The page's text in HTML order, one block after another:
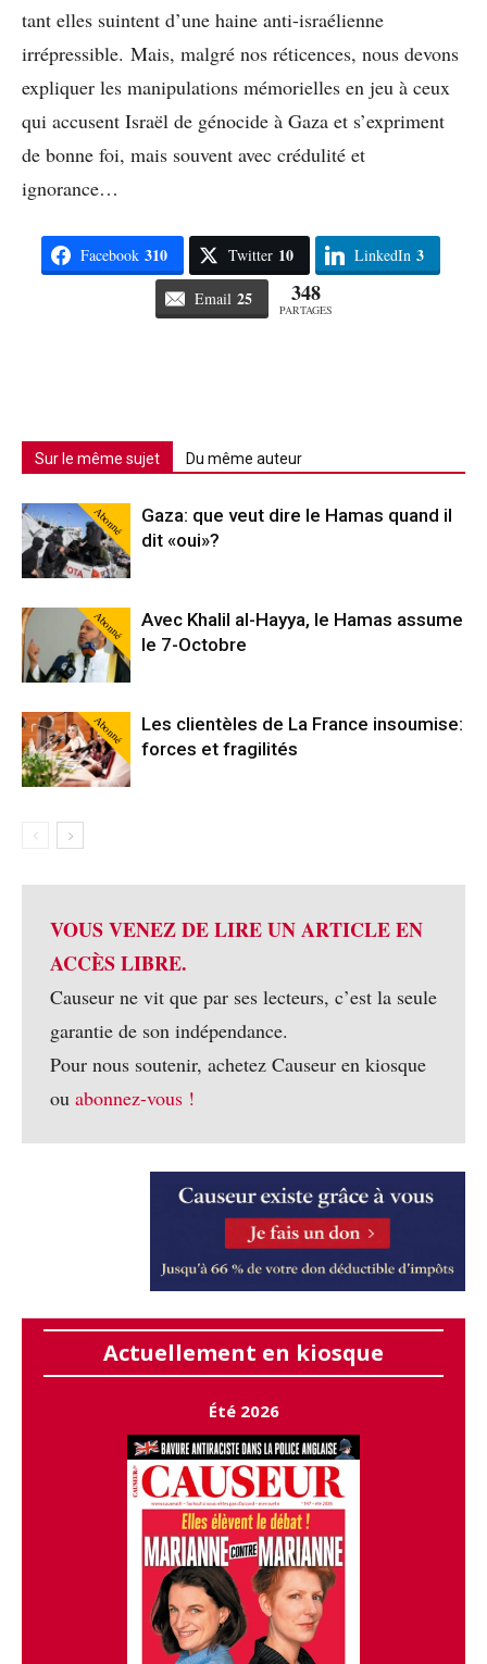
tant elles suintent d’une haine anti-israélienne
irrépressible. Mais, malgré nos réticences, nous devons
expliquer les manipulations mémorielles en jeu à ceux
qui accusent Israël de génocide à Gaza et s’expriment
de bonne foi, mais souvent avec crédulité et
ignorance…
Facebook 310 Twitter 10 LinkedIn 3
Email 25 348
PARTAGES
Sur le même sujet Du même auteur
Abonné
Gaza: que veut dire le Hamas quand il
dit «oui»?
Abonné
Avec Khalil al-Hayya, le Hamas assume
le 7-Octobre
Abonné
Les clientèles de La France insoumise:
forces et fragilités
VOUS VENEZ DE LIRE UN ARTICLE EN
ACCÈS LIBRE.
Causeur ne vit que par ses lecteurs, c’est la seule
garantie de son indépendance.
Pour nous soutenir, achetez Causeur en kiosque
ou abonnez-vous !
Actuellement en kiosque
Été 2026